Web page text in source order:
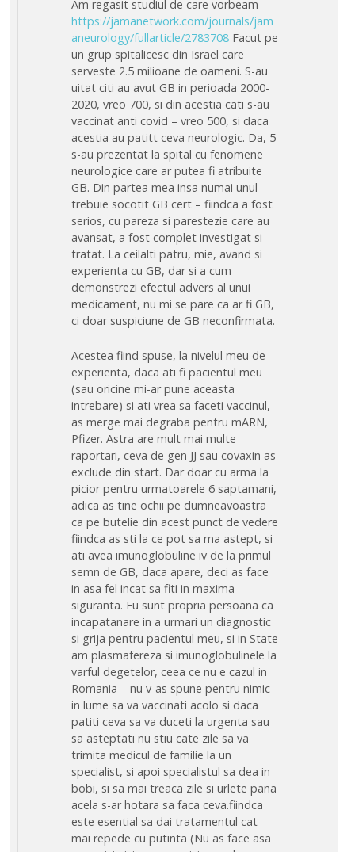
Am regasit studiul de care vorbeam –
https://jamanetwork.com/journals/jam
aneurology/fullarticle/2783708Facut pe
un grup spitalicesc din Israel care
serveste 2.5 milioane de oameni. S-au
uitat citi au avut GB in perioada 2000-
2020, vreo 700, si din acestia cati s-au
vaccinat anti covid – vreo 500, si daca
acestia au patitt ceva neurologic. Da, 5
s-au prezentat la spital cu fenomene
neurologice care ar putea fi atribuite
GB. Din partea mea insa numai unul
trebuie socotit GB cert – fiindca a fost
serios, cu pareza si parestezie care au
avansat, a fost complet investigat si
tratat. La ceilalti patru, mie, avand si
experienta cu GB, dar si a cum
demonstrezi efectul advers al unui
medicament, nu mi se pare ca ar fi GB,
ci doar suspiciune de GB neconfirmata.
Acestea fiind spuse, la nivelul meu de
experienta, daca ati fi pacientul meu
(sau oricine mi-ar pune aceasta
intrebare) si ati vrea sa faceti vaccinul,
as merge mai degraba pentru mARN,
Pfizer. Astra are mult mai multe
raportari, ceva de gen JJ sau covaxin as
exclude din start. Dar doar cu arma la
picior pentru urmatoarele 6 saptamani,
adica as tine ochii pe dumneavoastra
ca pe butelie din acest punct de vedere
fiindca as sti la ce pot sa ma astept, si
ati avea imunoglobuline iv de la primul
semn de GB, daca apare, deci as face
in asa fel incat sa fiti in maxima
siguranta. Eu sunt propria persoana ca
incapatanare in a urmari un diagnostic
si grija pentru pacientul meu, si in State
am plasmafereza si imunoglobulinele la
varful degetelor, ceea ce nu e cazul in
Romania – nu v-as spune pentru nimic
in lume sa va vaccinati acolo si daca
patiti ceva sa va duceti la urgenta sau
sa asteptati nu stiu cate zile sa va
trimita medicul de familie la un
specialist, si apoi specialistul sa dea in
bobi, si sa mai treaca zile si urlete pana
acela s-ar hotara sa faca ceva.fiindca
este esential sa dai tratamentul cat
mai repede cu putinta (Nu as face asa